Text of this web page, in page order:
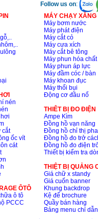
Follow us on:
nén
cắt
ốc vít
cát
ÔTÔ
ô tô
PCCC
MÁY CHẠY
Máy bơm nước
Máy phát điện
Máy cắt cỏ
Máy cưa xích
Máy cắt bê tông
Máy phun hóa chất
Máy phun áp lực
Máy đầm cóc / bàn
Máy khoan đục
Máy thổi bụi
Động cơ đầu nổ
THIÊT BỊ ĐO ĐIỆN
Ampe Kìm
Đồng hồ vạn năng
Đồng hồ chỉ thị pha
Đồng hồ đo trở
Đồng hồ đo điện
Thiết bị kiểm tra
THIỆT BỊ QUẢNG
Giá chữ x standy
Giá cuốn banner
Khung backdrop
Kệ để brochure
Quầy bán hàng
Bảng menu chỉ dẫn